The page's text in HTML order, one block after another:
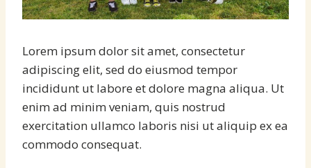
Lorem ipsum dolor sit amet, consectetur
adipiscing elit, sed do eiusmod tempor
incididunt ut labore et dolore magna aliqua. Ut
enim ad minim veniam, quis nostrud
exercitation ullamco laboris nisi ut aliquip ex ea
commodo consequat.